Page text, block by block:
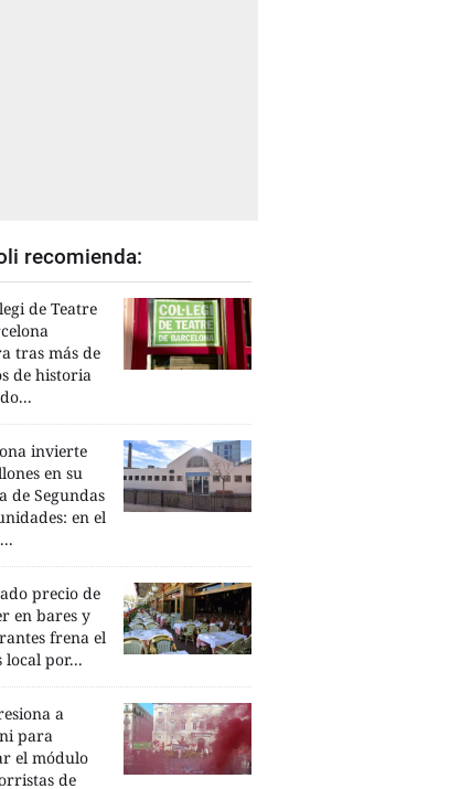
recomienda:
de Teatre
tras más de
de historia
invierte
en su
de Segundas
en el
precio de
en bares y
frena el
local por...
a
para
el módulo
de